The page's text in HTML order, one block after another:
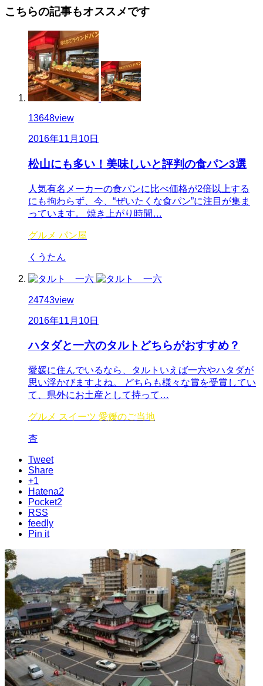
こちらの記事もオススメです
13648view
2016年11月10日
松山にも多い！美味しいと評判の食パン3選
人気有名メーカーの食パンに比べ価格が2倍以上する
にも拘わらず、今、“ぜいたくな食パン”に注目が集ま
っています。 焼き上がり時間…
グルメ パン屋
くうたん
24743view
2016年11月10日
ハタダと一六のタルトどちらがおすすめ？
愛媛に住んでいるなら、タルトいえば一六やハタダが
思い浮かびますよね。 どちらも様々な賞を受賞してい
て、県外にお土産として持って…
グルメ スイーツ 愛媛のご当地
杏
Tweet
Share
+1
Hatena2
Pocket2
RSS
feedly
Pin it